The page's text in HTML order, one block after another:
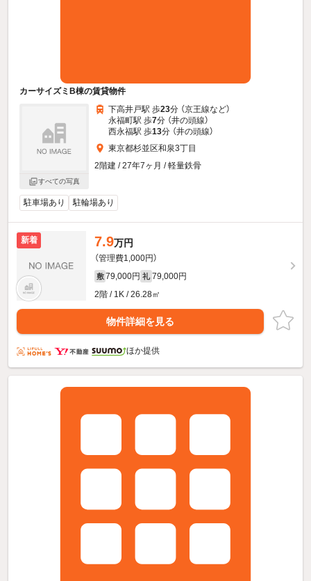
カーサイズミB棟の賃貸物件
すべての写真
下高井戸駅 歩23分 （京王線など）
永福町駅 歩7分 （井の頭線）
西永福駅 歩13分 （井の頭線）
東京都杉並区和泉3丁目
2階建 / 27年7ヶ月 / 軽量鉄骨
駐車場あり 駐輪場あり
新着 7.9万円
（管理費1,000円）
敷 79,000円 礼 79,000円
2階 / 1K / 26.28㎡
物件詳細を見る
ほか提供